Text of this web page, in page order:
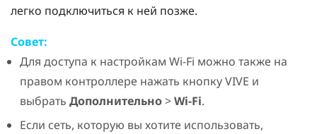
легко подключиться к ней позже.
Совет:
Для доступа к настройкам Wi‍-Fi можно также на
правом контроллере нажать кнопкуVIVE и
выбрать Дополнительно>Wi-Fi.
Если сеть, которую вы хотите использовать,